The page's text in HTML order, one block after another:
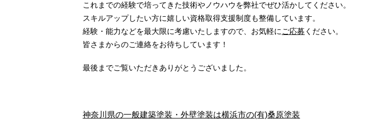
これまでの経験で培ってきた技術やノウハウを弊社でぜひ活かしてください。
スキルアップしたい方に嬉しい資格取得支援制度も整備しています。
経験・能力などを最大限に考慮いたしますので、お気軽に ご応募 ください。
皆さまからのご連絡をお待ちしています！
最後までご覧いただきありがとうございました。
神奈川県の一般建築塗装・外壁塗装は横浜市の(有)桑原塗装